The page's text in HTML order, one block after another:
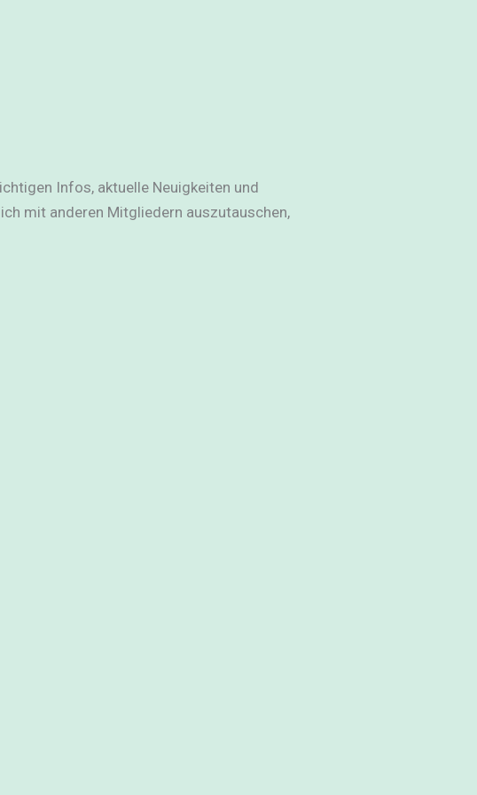
Infos, aktuelle Neuigkeiten und
mit anderen Mitgliedern auszutauschen,